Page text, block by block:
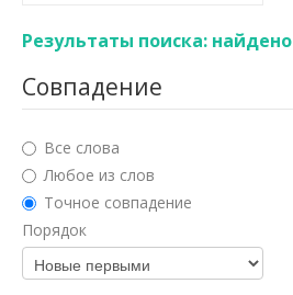
Филологические науки
Географические науки
Педагогические науки
Медицинские науки
Фармацевтические науки
Результаты поиска: найдено
Совпадение
Все слова
Любое из слов
Точное совпадение
Порядок